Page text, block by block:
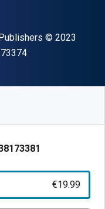
Copyright
© 2023
"ISBN-13
€19.99